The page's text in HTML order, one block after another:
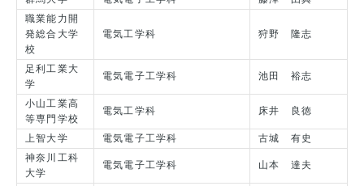
職業能力開
発総合大学
校
電気工学科 狩野 隆志
足利工業大
学
電気電子工学科 池田 裕志
小山工業高
等専門学校
電気工学科 床井 良徳
上智大学 電気電子工学科
古城 有史
神奈川工科
大学
電気電子工学科 山本 達夫